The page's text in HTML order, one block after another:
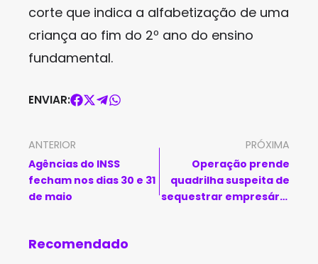
corte que indica a alfabetização de uma
criança ao fim do 2º ano do ensino
fundamental.
ENVIAR:
ANTERIOR
Agências do INSS
fecham nos dias 30 e 31
de maio
PRÓXIMA
Operação prende
quadrilha suspeita de
sequestrar empresário
Recomendado